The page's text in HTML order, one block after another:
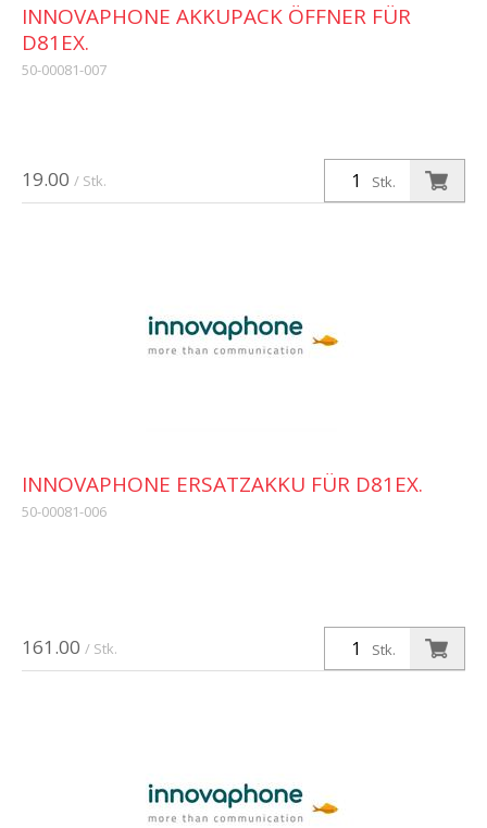
19.00 / Stk. Stk.
INNOVAPHONE AKKUPACK ÖFFNER FÜR
D81EX.
50-00081-007
161.00 / Stk. Stk.
INNOVAPHONE ERSATZAKKU FÜR D81EX.
50-00081-006